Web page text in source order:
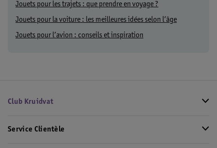
Jouets pour les trajets : que prendre en voyage ?
Jouets pour la voiture : les meilleures idées selon l’âge
Jouets pour l’avion : conseils et inspiration
Club Kruidvat
Service Clientèle